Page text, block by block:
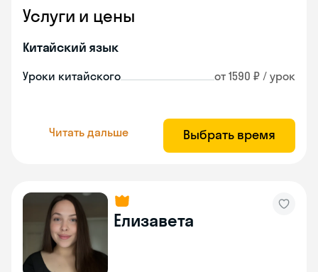
Услуги и цены
Китайский язык
Уроки китайского от 1590 ₽ / урок
Читать дальше Выбрать время
Елизавета